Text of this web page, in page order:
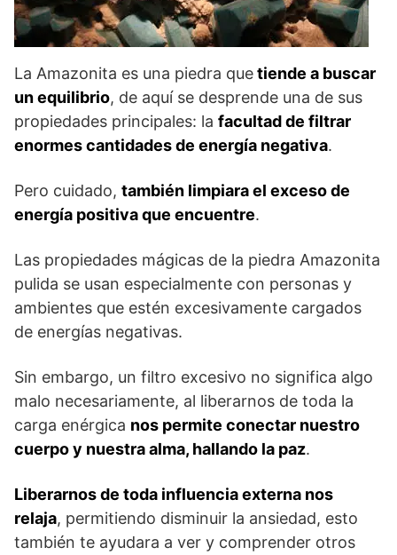
La Amazonita es una piedra quetiende a buscar
un equilibrio, de aquí se desprende una de sus
propiedades principales: la facultad de filtrar
enormes cantidades de energía negativa.
Pero cuidado, también limpiara el exceso de
energía positiva que encuentre.
Las propiedades mágicas de la piedra Amazonita
pulida se usan especialmente con personas y
ambientes que estén excesivamente cargados
de energías negativas.
Sin embargo, un filtro excesivo no significa algo
malo necesariamente, al liberarnos de toda la
carga enérgica nos permite conectar nuestro
cuerpo y nuestra alma, hallando la paz.
Liberarnos de toda influencia externa nos
relaja, permitiendo disminuir la ansiedad, esto
también te ayudara a ver y comprender otros